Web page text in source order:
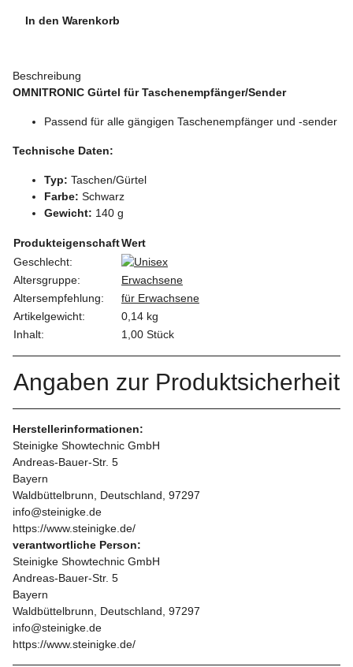
In den Warenkorb
Beschreibung
OMNITRONIC Gürtel für Taschenempfänger/Sender
Passend für alle gängigen Taschenempfänger und -sender
Technische Daten:
Typ: Taschen/Gürtel
Farbe: Schwarz
Gewicht: 140 g
ProdukteigenschaftWert
Geschlecht:
Altersgruppe:
Erwachsene
Altersempfehlung:
für Erwachsene
Artikelgewicht:
0,14 kg
Inhalt:
1,00 Stück
Angaben zur Produktsicherheit
Herstellerinformationen:
Steinigke Showtechnic GmbH
Andreas-Bauer-Str. 5
Bayern
Waldbüttelbrunn, Deutschland, 97297
info@steinigke.de
https://www.steinigke.de/
verantwortliche Person:
Steinigke Showtechnic GmbH
Andreas-Bauer-Str. 5
Bayern
Waldbüttelbrunn, Deutschland, 97297
info@steinigke.de
https://www.steinigke.de/